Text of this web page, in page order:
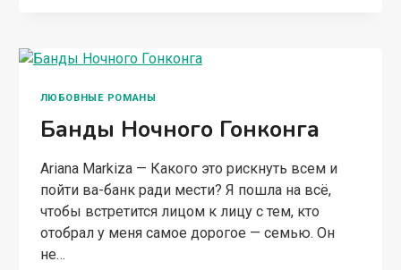
ЛЮБОВНЫЕ РОМАНЫ
Банды Ночного Гонконга
Ariana Markiza — Какого это рискнуть всем и
пойти ва-банк ради мести? Я пошла на всё,
чтобы встретится лицом к лицу с тем, кто
отобрал у меня самое дорогое — семью. Он
не…